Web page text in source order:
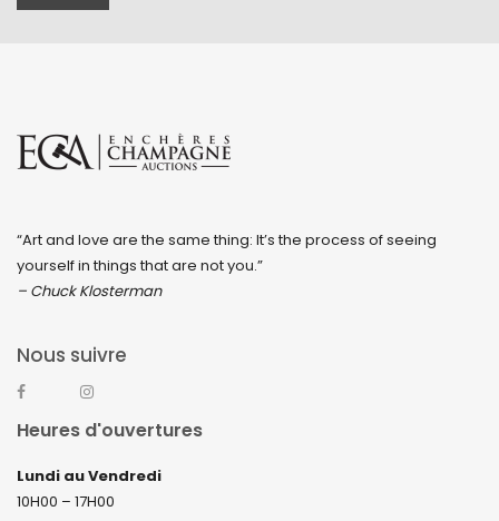
“Art and love are the same thing: It’s the process of seeing
yourself in things that are not you.”
– Chuck Klosterman
Nous suivre
Heures d'ouvertures
Lundi au Vendredi
10H00 – 17H00